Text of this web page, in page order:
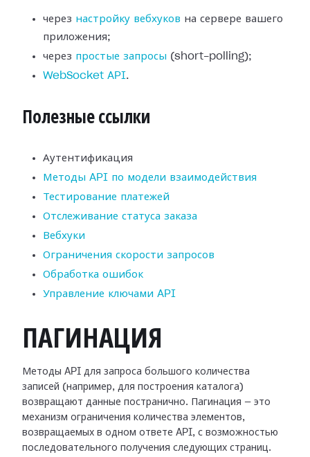
через настройку вебхуков на сервере вашего
приложения;
через простые запросы (short-polling);
WebSocket API.
Полезные ссылки
Аутентификация
Методы API по модели взаимодействия
Тестирование платежей
Отслеживание статуса заказа
Вебхуки
Ограничения скорости запросов
Обработка ошибок
Управление ключами API
ПАГИНАЦИЯ
Методы API для запроса большого количества
записей (например, для построения каталога)
возвращают данные постранично. Пагинация — это
механизм ограничения количества элементов,
возвращаемых в одном ответе API, с возможностью
последовательного получения следующих страниц.